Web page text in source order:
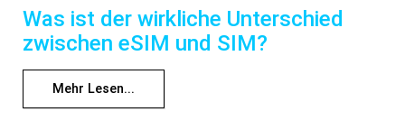
Was ist der wirkliche Unterschied
zwischen eSIM und SIM?
Mehr Lesen...